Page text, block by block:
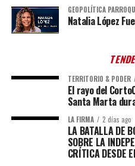
GEOPOLÍTICA
Natalia López
TERRITORIO & PODER
El rayo del
Santa Marta
LA FIRMA 2 días ago
LA BATALLA DE
SOBRE LA
CRÍTICA DESDE